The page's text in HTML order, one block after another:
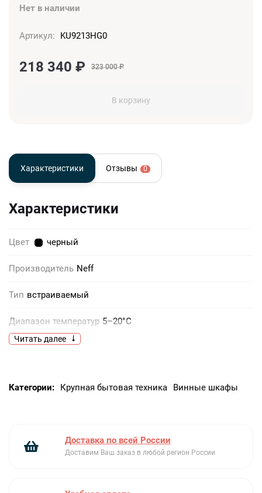
Нет в наличии
Артикул: KU9213HG0
218 340 ₽ 323 000₽
В корзину
Характеристики Отзывы 0
Характеристики
Цвет черный
Производитель Neff
Тип встраиваемый
Диапазон температур 5–20°С
Дисплей Есть
Габариты ниши (ВхШхГ) 82-87х60х56 см
Читать далее
Категории: Крупная бытовая техника Винные шкафы
Доставка по всей России
Доставим Ваш заказ в любой регион России